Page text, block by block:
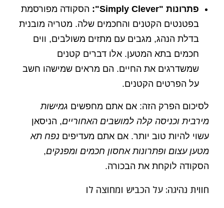
פתרונות "Simply Clever":
הסקודה מפורסמת
בפטנטים הקטנים והחכמים שלה. מטריה מובנית
בדלת הנהג, מגבים עם מתזים משולבים, ווים
חכמים בתא המטען. אלו דברים קטנים
שמשדרגים את החיים. הם מראים שמישהו חשב
על הפרטים הקטנים.
לסיכום הפרק הזה: אם אתם מחפשים גמישות
מירבית וכניסה קלה למושבים האחוריים, הניסאן
עשוי להיות טוב יותר. אם אתם מעדיפים נפח תא
מטען עצום ופתרונות אחסון חכמים ומפנקים,
הסקודה לוקחת את הבכורה.
חווית נהיגה: על הכביש ומחוצה לו